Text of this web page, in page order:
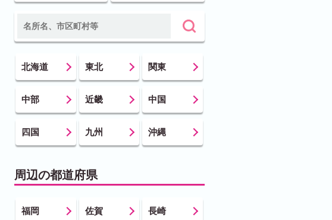
北海道 東北 関東
中部 近畿 中国
四国 九州 沖縄
周辺の都道府県
福岡 佐賀 長崎